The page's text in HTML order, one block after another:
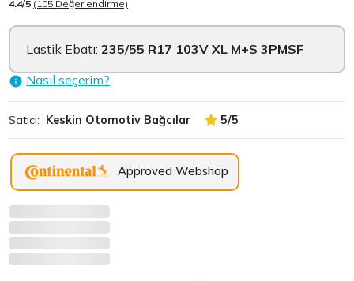
4.4/5 (105 Değerlendirme)
Lastik Ebatı:235/55 R17 103V XL M+S 3PMSF
Nasıl seçerim?
Satıcı: Keskin Otomotiv Bağcılar 5/5
Approved Webshop